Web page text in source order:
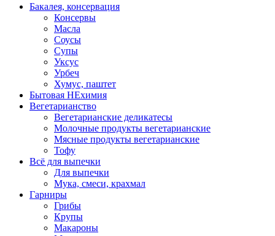
Бакалея, консервация
Консервы
Масла
Соусы
Супы
Уксус
Урбеч
Хумус, паштет
Бытовая НЕхимия
Вегетарианство
Вегетарианские деликатесы
Молочные продукты вегетарианские
Мясные продукты вегетарианские
Тофу
Всё для выпечки
Для выпечки
Мука, смеси, крахмал
Гарниры
Грибы
Крупы
Макароны